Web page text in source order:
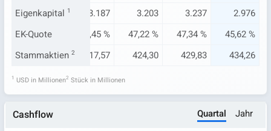
Eigenkapital 1
3.186 3.187 3.203 3.237
2.976
EK-Quote
47,93 % 47,45 % 47,22 % 47,34 %
45,62 %
Stammaktien 2
411,85 417,57 424,30 429,83 434,26
1 USD in Millionen2 Stück in Millionen
Cashflow Quartal Jahr